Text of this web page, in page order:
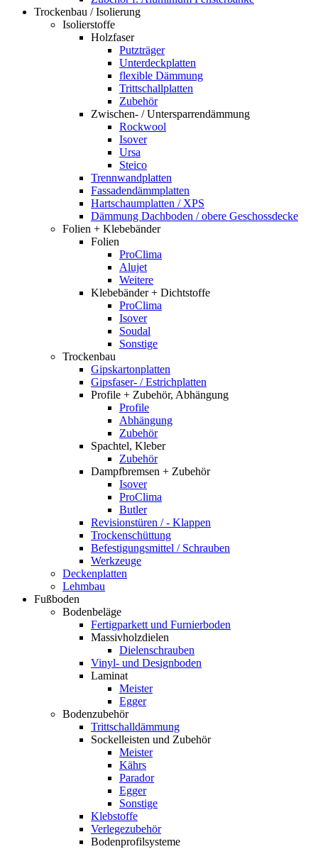
Trockenbau / Isolierung
Isolierstoffe
Holzfaser
Putzträger
Unterdeckplatten
flexible Dämmung
Trittschallplatten
Zubehör
Zwischen- / Untersparrendämmung
Rockwool
Isover
Ursa
Steico
Trennwandplatten
Fassadendämmplatten
Hartschaumplatten / XPS
Dämmung Dachboden / obere Geschossdecke
Folien + Klebebänder
Folien
ProClima
Alujet
Weitere
Klebebänder + Dichtstoffe
ProClima
Isover
Soudal
Sonstige
Trockenbau
Gipskartonplatten
Gipsfaser- / Estrichplatten
Profile + Zubehör, Abhängung
Profile
Abhängung
Zubehör
Spachtel, Kleber
Zubehör
Dampfbremsen + Zubehör
Isover
ProClima
Butler
Revisionstüren / - Klappen
Trockenschüttung
Befestigungsmittel / Schrauben
Werkzeuge
Deckenplatten
Lehmbau
Fußboden
Bodenbeläge
Fertigparkett und Furnierboden
Massivholzdielen
Dielenschrauben
Vinyl- und Designboden
Laminat
Meister
Egger
Bodenzubehör
Trittschalldämmung
Sockelleisten und Zubehör
Meister
Kährs
Parador
Egger
Sonstige
Klebstoffe
Verlegezubehör
Bodenprofilsysteme